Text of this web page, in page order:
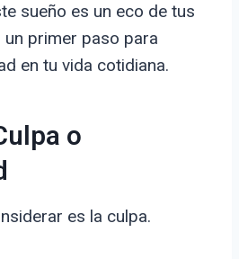
sueño es un eco de tus
primer paso para
en tu vida cotidiana.
o
es la culpa.